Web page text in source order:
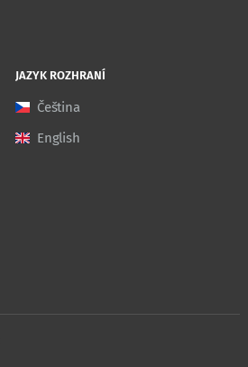
JAZYK ROZHRANÍ
Čeština
English